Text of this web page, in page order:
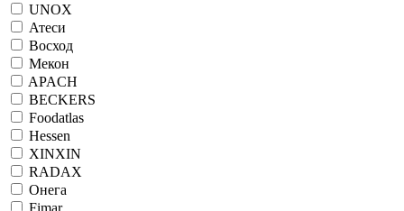
UNOX
Атеси
Восход
Мекон
APACH
BECKERS
Foodatlas
Hessen
XINXIN
RADAX
Онега
Fimar